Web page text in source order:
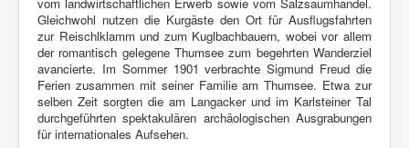
Gleichwohl nutzen die Kurgäste den Ort für Ausflugsfahrten
zur Reischlklamm und zum Kuglbachbauern, wobei vor allem
der romantisch gelegene Thumsee zum begehrten Wanderziel
avancierte. Im Sommer 1901 verbrachte Sigmund Freud die
Ferien zusammen mit seiner Familie am Thumsee. Etwa zur
selben Zeit sorgten die am Langacker und im Karlsteiner Tal
durchgeführten spektakulären archäologischen Ausgrabungen
für internationales Aufsehen.